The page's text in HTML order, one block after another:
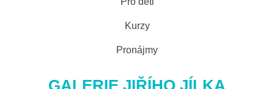
Kurzy
Pronájmy